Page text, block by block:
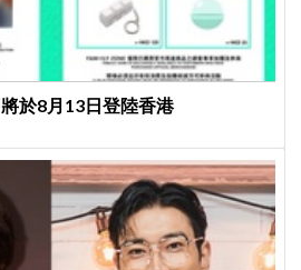
於8月13日登陸香港